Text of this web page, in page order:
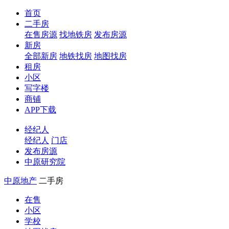
首页
二手房
在售房源 找地铁房 发布房源
新房
全部新房 地铁找房 地图找房
租房
小区
写字楼
商铺
APP下载
经纪人
经纪人 门店
发布房源
中原研究院
中原地产 二手房
在售
小区
学校